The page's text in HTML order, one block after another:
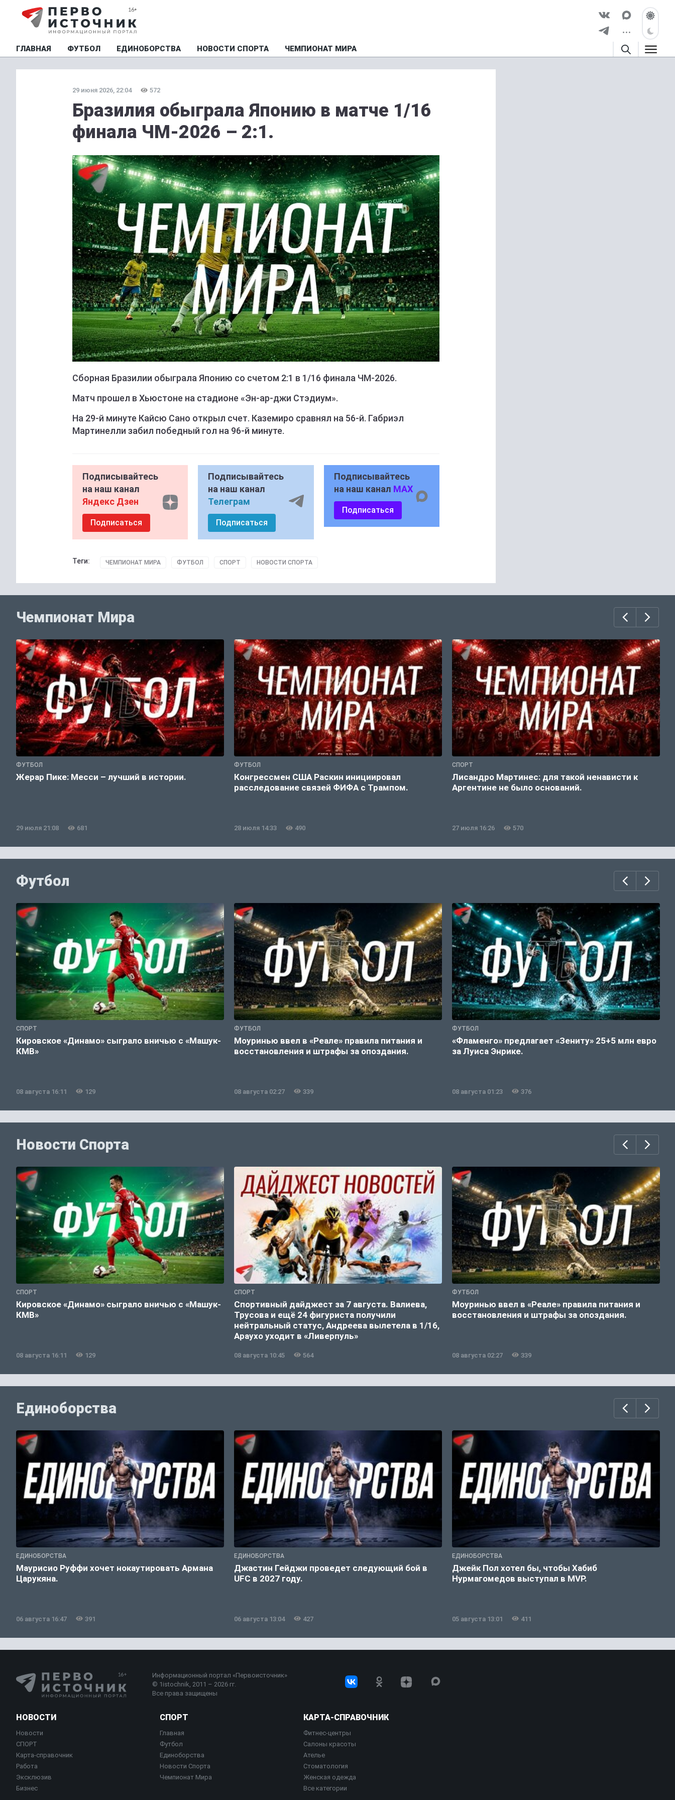
ГЛАВНАЯ ФУТБОЛ ЕДИНОБОРСТВА НОВОСТИ СПОРТА ЧЕМПИОНАТ МИРА
29 июня 2026, 22:04 572
Бразилия обыграла Японию в матче 1/16
финала ЧМ-2026 – 2:1.
Сборная Бразилии обыграла Японию со счетом 2:1 в 1/16 финала ЧМ-2026.
Матч прошел в Хьюстоне на стадионе «Эн-ар-джи Стэдиум».
На 29-й минуте Кайсю Сано открыл счет. Каземиро сравнял на 56-й. Габриэл
Мартинелли забил победный гол на 96-й минуте.
Подписывайтесь
на наш канал
Яндекс Дзен
Подписаться
Подписывайтесь
на наш канал
Телеграм
Подписаться
Подписывайтесь
на наш канал MAX
Подписаться
Теги: ЧЕМПИОНАТ МИРА ФУТБОЛ СПОРТ НОВОСТИ СПОРТА
Чемпионат Мира
ФУТБОЛ
Жерар Пике: Месси – лучший в истории.
29 июля 21:08 681
ФУТБОЛ
Конгрессмен США Раскин инициировал
расследование связей ФИФА с Трампом.
28 июля 14:33 490
СПОРТ
Лисандро Мартинес: для такой ненависти к
Аргентине не было оснований.
27 июля 16:26 570
Футбол
СПОРТ
Кировское «Динамо» сыграло вничью с «Машук-
КМВ»
08 августа 16:11 129
ФУТБОЛ
Моуринью ввел в «Реале» правила питания и
восстановления и штрафы за опоздания.
08 августа 02:27 339
ФУТБОЛ
«Фламенго» предлагает «Зениту» 25+5 млн евро
за Луиса Энрике.
08 августа 01:23 376
Новости Спорта
СПОРТ
Кировское «Динамо» сыграло вничью с «Машук-
КМВ»
08 августа 16:11 129
СПОРТ
Спортивный дайджест за 7 августа. Валиева,
Трусова и ещё 24 фигуриста получили
нейтральный статус, Андреева вылетела в 1/16,
Араухо уходит в «Ливерпуль»
08 августа 10:45 564
ФУТБОЛ
Моуринью ввел в «Реале» правила питания и
восстановления и штрафы за опоздания.
08 августа 02:27 339
Единоборства
ЕДИНОБОРСТВА
Маурисио Руффи хочет нокаутировать Армана
Царукяна.
06 августа 16:47 391
ЕДИНОБОРСТВА
Джастин Гейджи проведет следующий бой в
UFC в 2027 году.
06 августа 13:04 427
ЕДИНОБОРСТВА
Джейк Пол хотел бы, чтобы Хабиб
Нурмагомедов выступал в MVP.
05 августа 13:01 411
Информационный портал «Первоисточник»
© 1istochnik, 2011 – 2026 гг.
Все права защищены
НОВОСТИ
Новости
СПОРТ
Карта-справочник
Работа
Эксклюзив
Бизнес
СПОРТ
Главная
Футбол
Единоборства
Новости Спорта
Чемпионат Мира
КАРТА-СПРАВОЧНИК
Фитнес-центры
Салоны красоты
Ателье
Стоматология
Женская одежда
Все категории